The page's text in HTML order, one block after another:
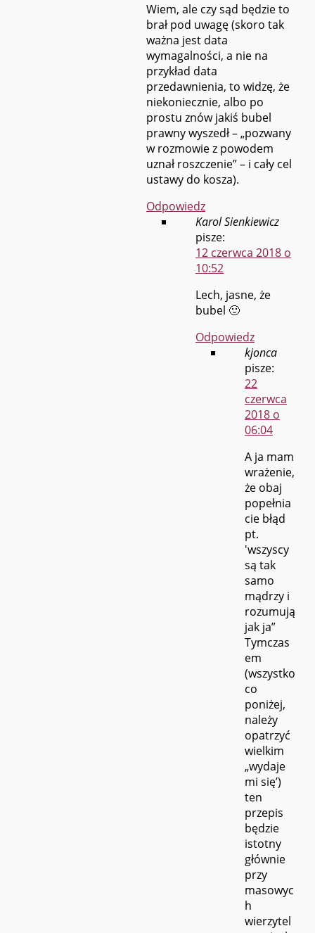
Wiem, ale czy sąd będzie to
brał pod uwagę (skoro tak
ważna jest data
wymagalności, a nie na
przykład data
przedawnienia, to widzę, że
niekoniecznie, albo po
prostu znów jakiś bubel
prawny wyszedł – „pozwany
w rozmowie z powodem
uznał roszczenie” – i cały cel
ustawy do kosza).
Odpowiedz
Karol Sienkiewicz
pisze:
12 czerwca 2018 o
10:52
Lech, jasne, że
bubel 🙂
Odpowiedz
kjonca
pisze:
22
czerwca
2018 o
06:04
A ja mam
wrażenie,
że obaj
popełnia
cie błąd
pt.
'wszyscy
są tak
samo
mądrzy i
rozumują
jak ja”
Tymczas
em
(wszystko
co
poniżej,
należy
opatrzyć
wielkim
„wydaje
mi się’)
ten
przepis
będzie
istotny
głównie
przy
masowyc
h
wierzytel